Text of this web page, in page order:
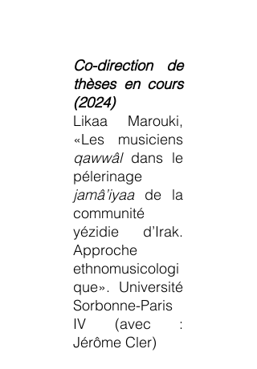
Co-direction de
thèses en cours
(2024)
Likaa Marouki,
«Les musiciens
qawwâl dans le
pélerinage
jamâ’iyaade la
communité
yézidie d’Irak.
Approche
ethnomusicologi
que». Université
Sorbonne-Paris
IV (avec :
Jérôme Cler)